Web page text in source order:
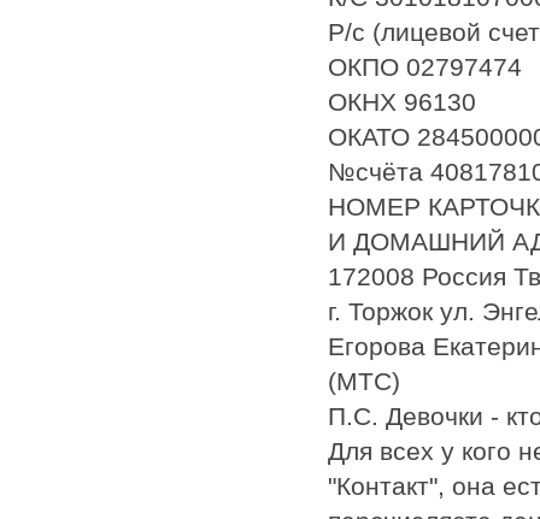
Р/с (лицевой
ОКПО 02797474
ОКНХ 96130
ОКАТО
№счёта
НОМЕР
И ДОМАШНИЙ
172008 Россия
г. Торжок ул.
Егорова
(МТС)
П.С. Девочки -
Для всех у кого
"Контакт", она